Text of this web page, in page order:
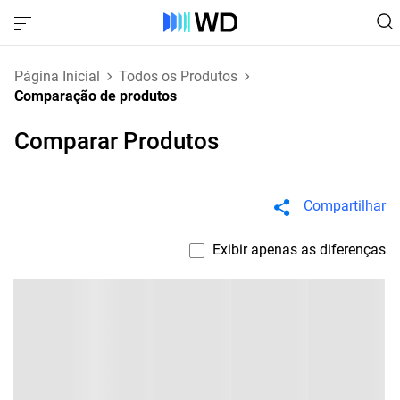
Página Inicial
Todos os Produtos
Comparação de produtos
Comparar Produtos
Compartilhar
Exibir apenas as diferenças